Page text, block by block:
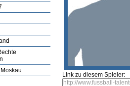
Link zu diesem Spieler: